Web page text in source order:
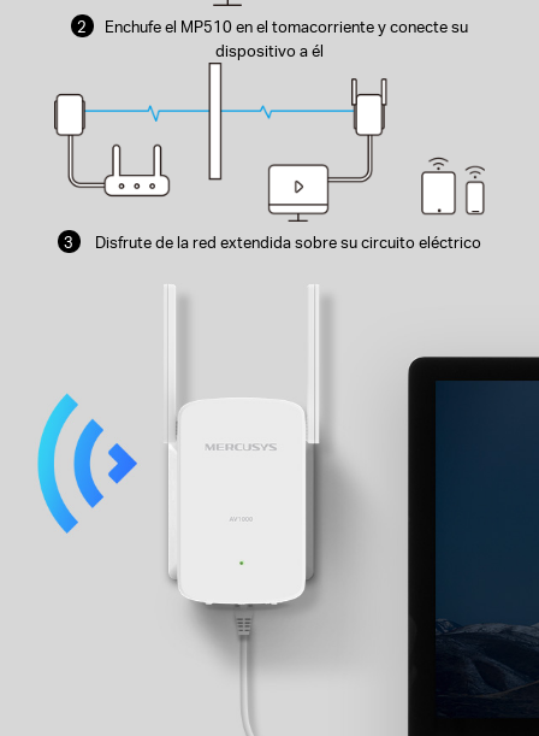
2
Enchufe el MP510 en el tomacorriente y conecte su
dispositivo a él
3 Disfrute de la red extendida sobre sucircuito eléctrico